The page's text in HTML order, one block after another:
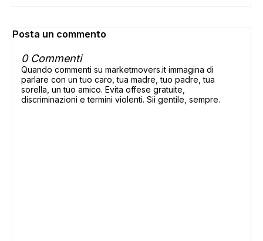
Posta un commento
0 Commenti
Quando commenti su marketmovers.it immagina di
parlare con un tuo caro, tua madre, tuo padre, tua
sorella, un tuo amico. Evita offese gratuite,
discriminazioni e termini violenti. Sii gentile, sempre.